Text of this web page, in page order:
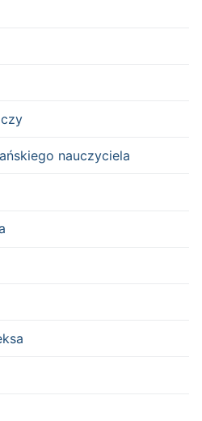
nauczyciela